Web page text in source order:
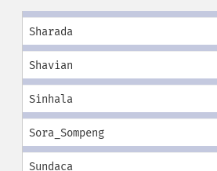
Sharada
Shavian
Sinhala
Sora_Sompeng
Sundaca